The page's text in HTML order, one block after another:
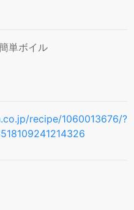
単ボイル
recipe/1060013676/?